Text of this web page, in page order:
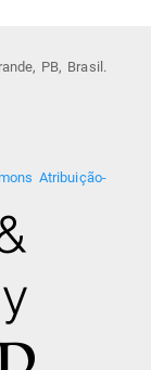
PB, Brasil.
Atribuição-